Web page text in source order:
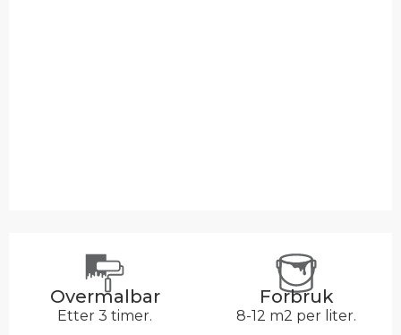
Overmalbar
Etter 3 timer.
Forbruk
8-12 m2 per liter.